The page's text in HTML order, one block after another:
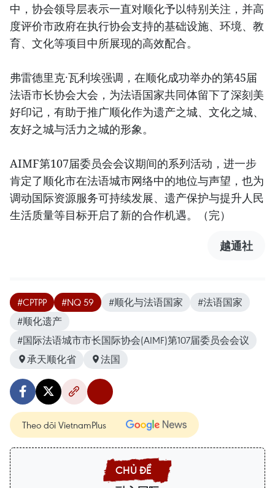
中，协会领导层表示一直对顺化予以特别关注，并高
度评价市政府在执行协会支持的基础设施、环境、教
育、文化等项目中所展现的高效配合。
弗雷德里克·瓦利埃强调，在顺化成功举办的第45届
法语市长协会大会，为法语国家共同体留下了深刻美
好印记，有助于推广顺化作为遗产之城、文化之城、
友好之城与活力之城的形象。
AIMF第107届委员会会议期间的系列活动，进一步
肯定了顺化市在法语城市网络中的地位与声望，也为
调动国际资源服务可持续发展、遗产保护与提升人民
生活质量等目标开启了新的合作机遇。（完）
越通社
#CPTPP #NQ 59 #顺化与法语国家
#法语国家
#顺化遗产
#国际法语城市市长国际协会(AIMF)第107届委员会会议
承天顺化省
法国
Theo dõi VietnamPlus